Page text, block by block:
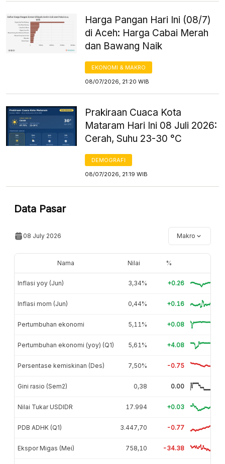
Harga Pangan Hari Ini (08/7)
di Aceh: Harga Cabai Merah
dan Bawang Naik
EKONOMI & MAKRO
08/07/2026, 21:20 WIB
Prakiraan Cuaca Kota
Mataram Hari Ini 08 Juli 2026:
Cerah, Suhu 23-30 °C
DEMOGRAFI
08/07/2026, 21:19 WIB
Data Pasar
08 July 2026 Makro
Nama Nilai %
Inflasi yoy (Jun) 3,34% +0.26
Inflasi mom (Jun) 0,44% +0.16
Pertumbuhan ekonomi 5,11% +0.08
Pertumbuhan ekonomi (yoy) (Q1) 5,61% +4.08
Persentase kemiskinan (Des) 7,50% -0.75
Gini rasio (Sem2) 0,38 0.00
Nilai Tukar USDIDR 17.994 +0.03
PDB ADHK (Q1) 3.447,70 -0.77
Ekspor Migas (Mei) 758,10 -34.38